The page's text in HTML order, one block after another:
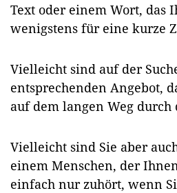
Text oder einem Wort, das
wenigstens für eine kurze
Vielleicht sind auf der
entsprechenden Angebot,
auf dem langen Weg
Vielleicht sind Sie aber
einem Menschen, der
einfach nur zuhört, wenn